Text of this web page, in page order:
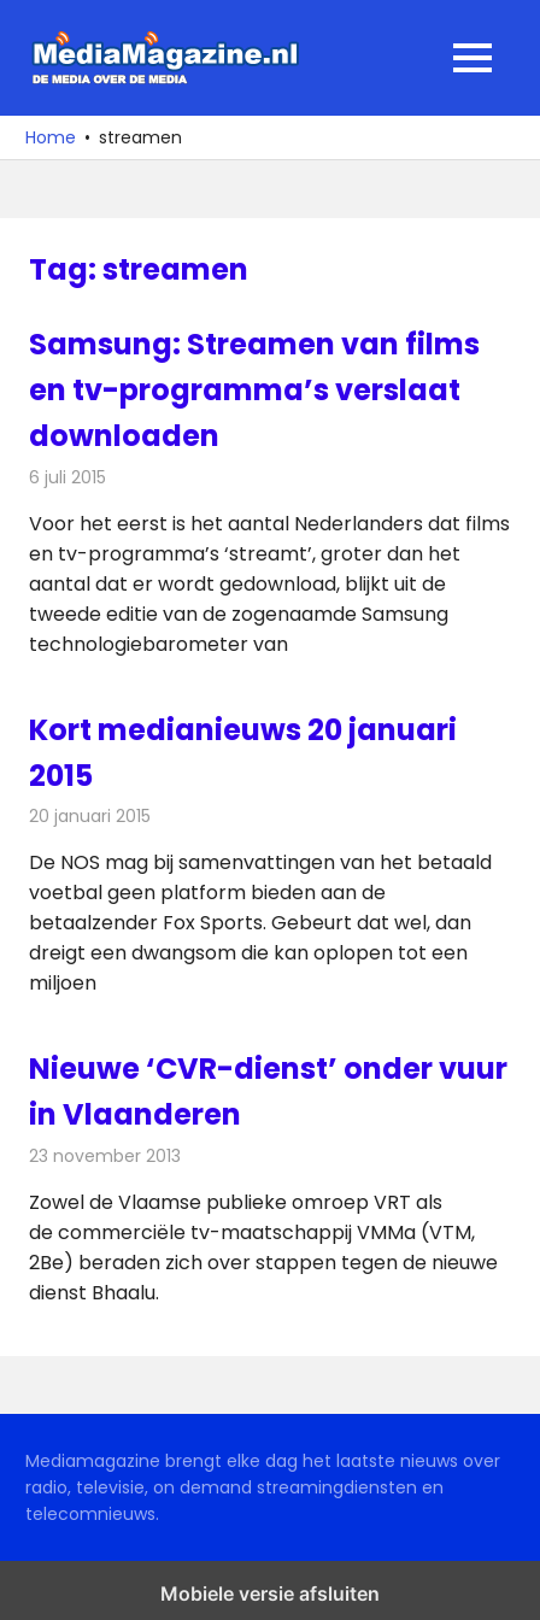
naar
media
over
MENU
Home streamen
Tag:streamen
Samsung: Streamen van films
en tv-programma’s verslaat
downloaden
6 juli 2015
Voor het eerst is het aantal Nederlanders dat films
en tv-programma’s ‘streamt’, groter dan het
aantal dat er wordt gedownload, blijkt uit de
tweede editie van de zogenaamde Samsung
technologiebarometer van
Kort medianieuws 20 januari
2015
20 januari 2015
De NOS mag bij samenvattingen van het betaald
voetbal geen platform bieden aan de
betaalzender Fox Sports. Gebeurt dat wel, dan
dreigt een dwangsom die kan oplopen tot een
miljoen
Nieuwe ‘CVR-dienst’ onder vuur
in Vlaanderen
23 november 2013
Zowel de Vlaamse publieke omroep VRT als
de commerciële tv-maatschappij VMMa (VTM,
2Be) beraden zich over stappen tegen de nieuwe
dienst Bhaalu.
Mediamagazine brengt elke dag het laatste nieuws over
radio, televisie, on demand streamingdiensten en
telecomnieuws.
Mobiele versie afsluiten